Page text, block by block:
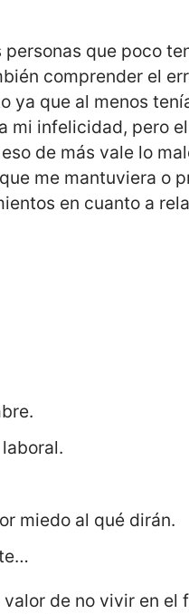
que poco
comprender el
ya que al menos
infelicidad, pero
de más vale lo
me mantuviera o
en cuanto a
miedo al qué dirán.
de no vivir en el